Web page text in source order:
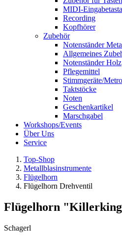
MIDI-
Recording
Kopfhörer
Zubehör
Notenständer
Allgemeines
Notenständer Holz
Pflegemittel
Stimmgeräte/
Taktstöcke
Noten
Geschenkartikel
Marschgabel
Workshops/Events
Über Uns
Service
Top-Shop
Metallblasinstrumente
Flügelhorn
Flügelhorn Drehventil
Flügelhorn
Schagerl